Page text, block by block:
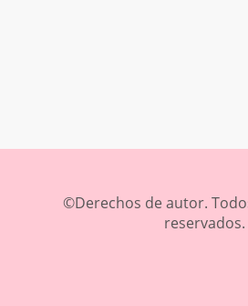
©Derechos de autor.
reservados.